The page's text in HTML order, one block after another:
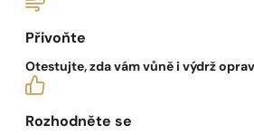
Přivoňte
Otestujte, zda vám vůně i výdrž
Rozhodněte se